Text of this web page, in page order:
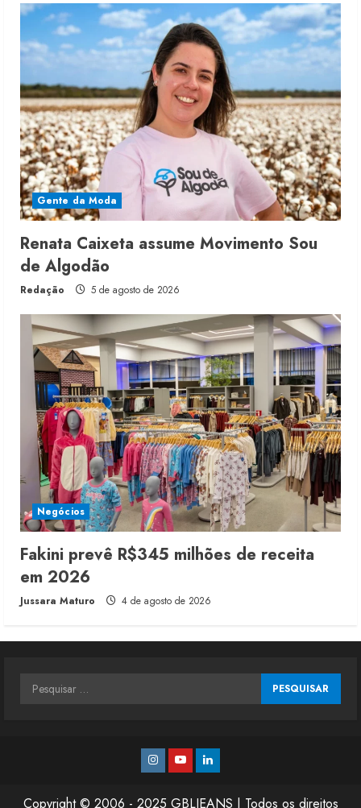
Gente da Moda
Renata Caixeta assume Movimento Sou
de Algodão
Redação 5 de agosto de 2026
Negócios
Fakini prevê R$345 milhões de receita
em 2026
Jussara Maturo 4 de agosto de 2026
Pesquisar
Instagram
YoutubeLinkedin
Copyright © 2006 - 2025 GBLJEANS | Todos os direitos